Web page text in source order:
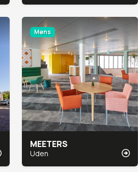
Mens
MEETERS
Uden